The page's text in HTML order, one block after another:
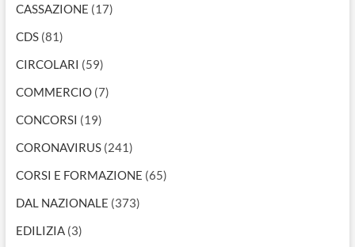
CASSAZIONE (17)
CDS(81)
CIRCOLARI (59)
COMMERCIO(7)
CONCORSI (19)
CORONAVIRUS(241)
CORSI E FORMAZIONE (65)
DAL NAZIONALE (373)
EDILIZIA(3)